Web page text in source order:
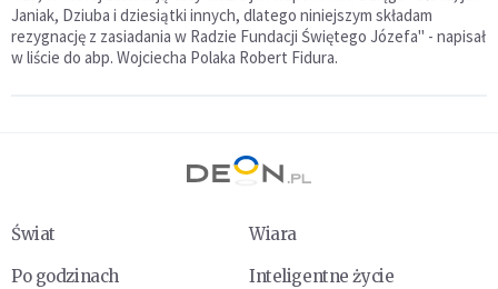
Janiak, Dziuba i dziesiątki innych, dlatego niniejszym składam
rezygnację z zasiadania w Radzie Fundacji Świętego Józefa" - napisał
w liście do abp. Wojciecha Polaka Robert Fidura.
Świat
Wiara
Po godzinach
Inteligentne życie